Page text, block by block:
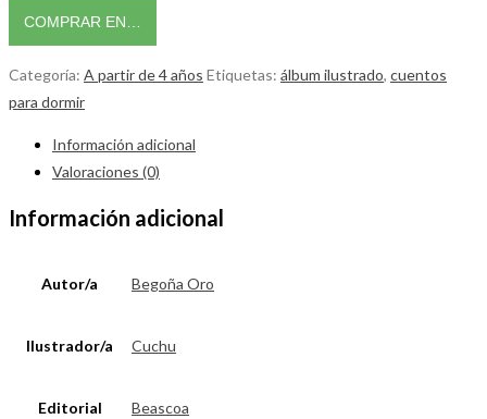
COMPRAR EN…
Categoría: A partir de 4 años Etiquetas: álbum ilustrado, cuentos
para dormir
Información adicional
Valoraciones (0)
Información adicional
Autor/a Begoña Oro
Ilustrador/a Cuchu
Editorial Beascoa